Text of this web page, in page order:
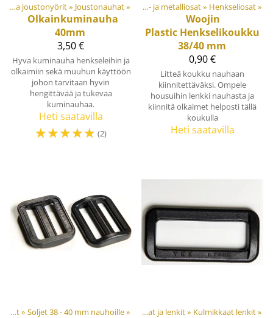
Joustonauhat ja joustonyörit‪» Joustonauhat‪»
Olkainkuminauha
40mm
3,50 €
Hyva kuminauha henkseleihin ja
olkaimiin sekä muuhun käyttöön
johon tarvitaan hyvin
hengittävää ja tukevaa
kuminauhaa.
Heti saatavilla
☆☆☆☆☆ (2)
‪» Materiaalit ja tarvikkeet‪» Muovi- ja metalliosat‪» Henkseliosat‪»
Woojin
Plastic Henkselikoukku
38/40 mm
0,90 €
Litteä koukku nauhaan
kiinnitettäväksi. Ompele
housuihin lenkki nauhasta ja
kiinnitä olkaimet helposti tällä
koukulla
Heti saatavilla
Soljet ja säätösoljet‪» Soljet 38 - 40 mm nauhoille‪»
‪»Muovi- ja metalliosat‪» Renkaat ja lenkit‪» Kulmikkaat lenkit‪»